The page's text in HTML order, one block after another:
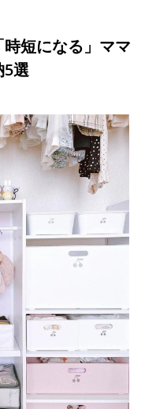
短になる」ママ
5選